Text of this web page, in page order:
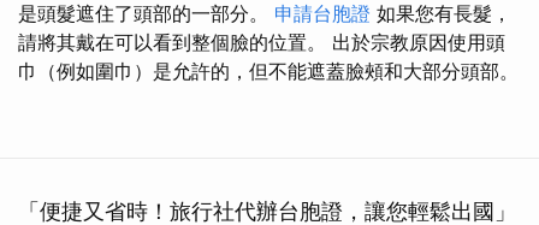
是頭髮遮住了頭部的一部分。 申請台胞證 如果您有長髮，
請將其戴在可以看到整個臉的位置。 出於宗教原因使用頭
巾（例如圍巾）是允許的，但不能遮蓋臉頰和大部分頭部。
「便捷又省時！旅行社代辦台胞證，讓您輕鬆出國」